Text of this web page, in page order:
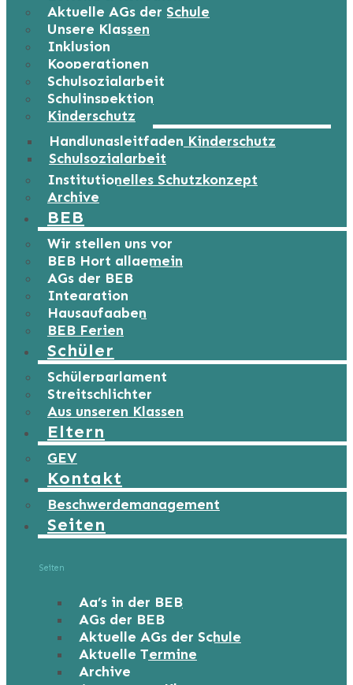
Aktuelle AGs der Schule
Unsere Klassen
Inklusion
Kooperationen
Schulsozialarbeit
Schulinspektion
Kinderschutz
Handlungsleitfaden Kinderschutz
Schulsozialarbeit
Institutionelles Schutzkonzept
Archive
BEB
Wir stellen uns vor
BEB Hort allgemein
AGs der BEB
Integration
Hausaufgaben
BEB Ferien
Schüler
Schülerparlament
Streitschlichter
Aus unseren Klassen
Eltern
GEV
Kontakt
Beschwerdemanagement
Seiten
Seiten
Ag’s in der BEB
AGs der BEB
Aktuelle AGs der Schule
Aktuelle Termine
Archive